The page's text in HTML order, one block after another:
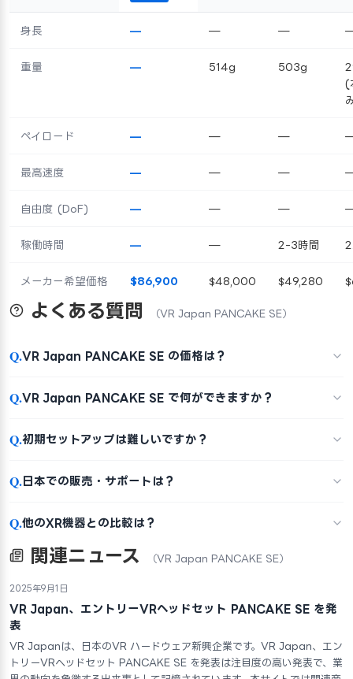
身長 — — —
重量 — 514g 503g
(
ペイロード — — —
最高速度 — — —
自由度 (DoF) — — —
稼働時間 — — 2-3時間
メーカー希望価格 $86,900 $48,000 $49,280
よくある質問 （VR Japan PANCAKE SE）
Q.VR Japan PANCAKE SE の価格は？
Q.VR Japan PANCAKE SE で何ができますか？
Q.初期セットアップは難しいですか？
Q.日本での販売・サポートは？
Q.他のXR機器との比較は？
関連ニュース （VR Japan PANCAKE SE）
2025年9月1日
VR Japan、エントリーVRヘッドセット PANCAKE SE を発
表
VR Japanは、日本のVR ハードウェア新興企業です。VR Japan、エン
トリーVRヘッドセット PANCAKE SE を発表は注目度の高い発表で、業